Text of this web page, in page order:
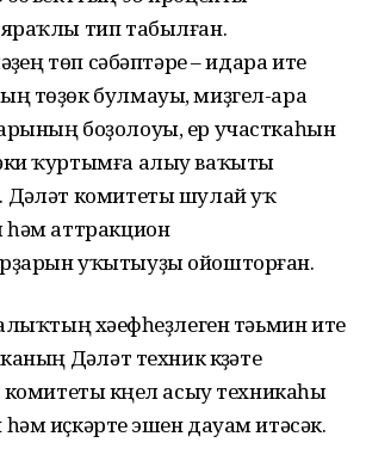
тип табылған.
төп сәбәптәре – идара итеү
төҙөк булмауы, миҙгел-ара
боҙолоуы, ер участкаһын
ҡуртымға алыу ваҡыты
комитеты шулай уҡ
һәм аттракцион
уҡытыуҙы ойошторған.
хәүефһеҙлеген тәьмин итеү
Дәүләт техник күҙәтеү
комитеты күңел асыу техникаһы
иҫкәртеү эшен дауам итәсәк.